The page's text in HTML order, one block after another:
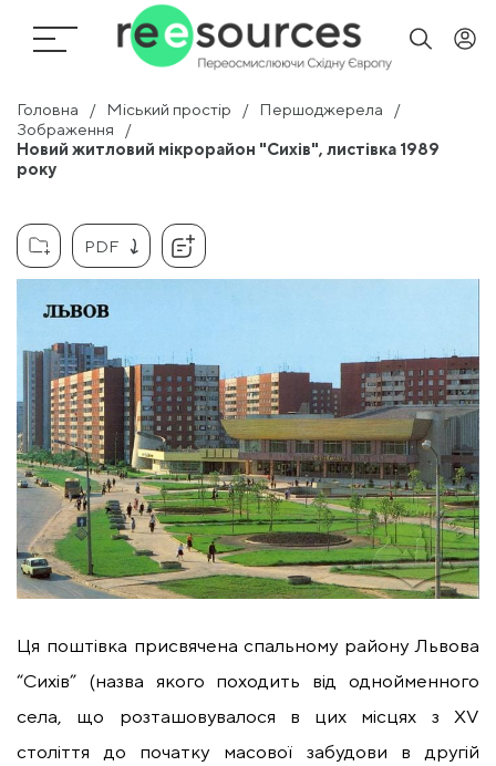
Головна Міський простір
Першоджерела
Зображення
Новий житловий мікрорайон "Сихів", листівка 1989
року
PDF
Ця поштівка присвячена спальному району Львова
“Сихів” (назва якого походить від однойменного
села, що розташовувалося в цих місцях з XV
століття до початку масової забудови в другій